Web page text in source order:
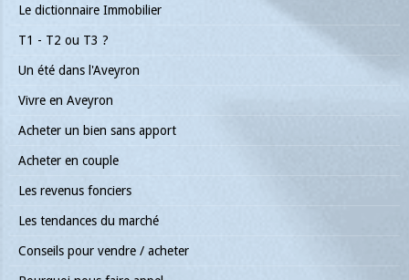
Le dictionnaire Immobilier
T1 - T2 ou T3 ?
Un été dans l'Aveyron
Vivre en Aveyron
Acheter un bien sans apport
Acheter en couple
Les revenus fonciers
Les tendances du marché
Conseils pour vendre / acheter